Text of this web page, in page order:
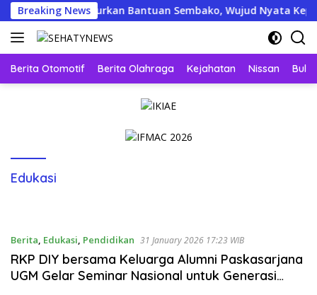
Skip
to
content
Breaking News
Menyapa Salurkan Bantuan Sembako, Wujud Nyata
Berita Otomotif Berita Olahraga Kejahatan Nissan
Edukasi
Berita Edukasi Pendidikan 31 January 2026 17:23 WIB
RKP DIY bersama Keluarga Alumni Paskasarjana
UGM Gelar Seminar Nasional untuk Generasi